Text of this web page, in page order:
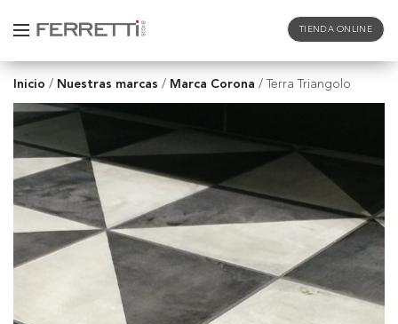
TIENDA ONLINE
Inicio / Nuestras marcas / Marca Corona / Terra Triangolo